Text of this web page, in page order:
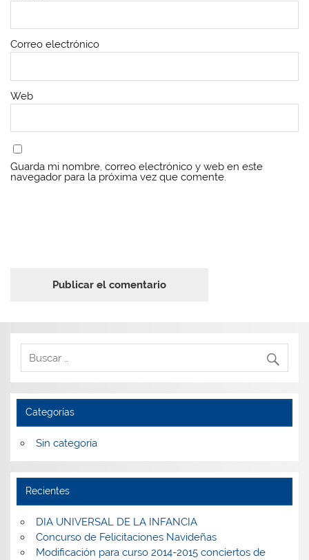
Correo electrónico
Web
Guarda mi nombre, correo electrónico y web en este
navegador para la próxima vez que comente.
Categorías
Sin categoría
Recientes
DIA UNIVERSAL DE LA INFANCIA
Concurso de Felicitaciones Navideñas
Modificación para curso 2014-2015 conciertos de